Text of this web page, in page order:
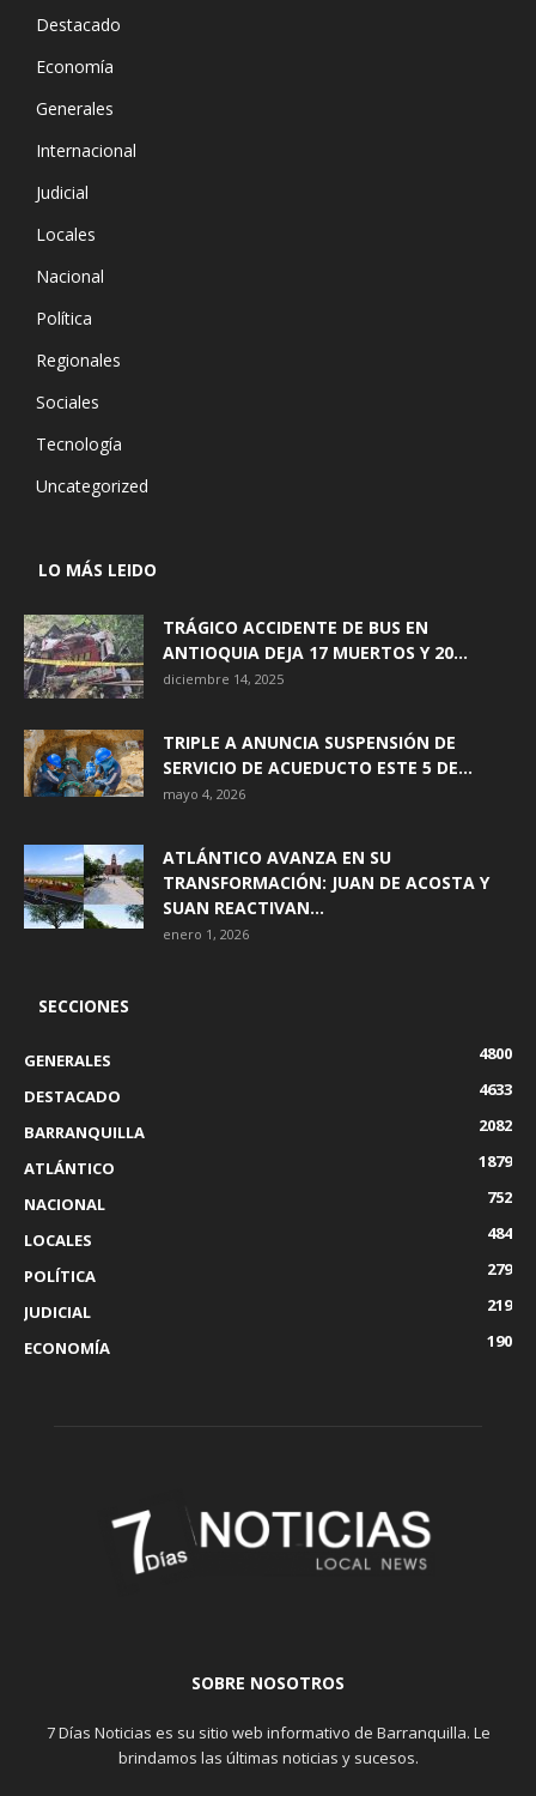
Destacado
Economía
Generales
Internacional
Judicial
Locales
Nacional
Política
Regionales
Sociales
Tecnología
Uncategorized
LO MÁS LEIDO
TRÁGICO ACCIDENTE DE BUS EN
ANTIOQUIA DEJA 17 MUERTOS Y 20...
diciembre 14, 2025
TRIPLE A ANUNCIA SUSPENSIÓN DE
SERVICIO DE ACUEDUCTO ESTE 5 DE...
mayo 4, 2026
ATLÁNTICO AVANZA EN SU
TRANSFORMACIÓN: JUAN DE ACOSTA Y
SUAN REACTIVAN...
enero 1, 2026
SECCIONES
GENERALES
4800
DESTACADO
4633
BARRANQUILLA
2082
ATLÁNTICO
1879
NACIONAL
752
LOCALES
484
POLÍTICA
279
JUDICIAL
219
ECONOMÍA
190
SOBRE NOSOTROS
7 Días Noticias es su sitio web informativo de Barranquilla. Le
brindamos las últimas noticias y sucesos.